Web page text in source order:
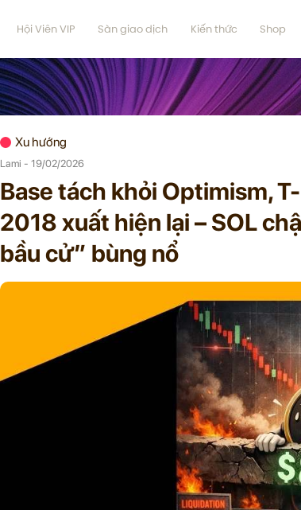
Hội Viên VIP Sàn giao dịch Kiến thức Shop
Xu hướng
Lami - 19/02/2026
Base tách khỏi Optimism,
2018 xuất hiện lại – SOL
bầu cử” bùng nổ